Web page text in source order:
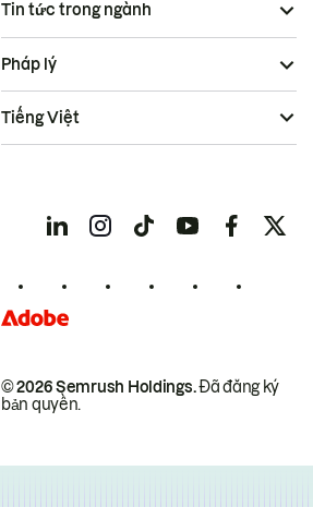
Tin tức trong ngành
© 2026 Semrush Holdings.Đã đăng ký
bản quyền.
Pháp lý
Tiếng Việt